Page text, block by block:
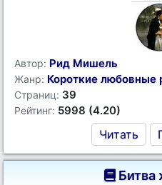
Автор: Рид Мишель
Жанр: Короткие любовные
Страниц: 39
Рейтинг: 5998 (4.20)
Читать
Битва